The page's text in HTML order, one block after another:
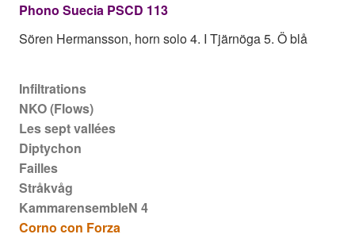
Main navigation
Infiltrations
NKO (Flows)
Les sept vallées
Diptychon
Failles
Stråkvåg
KammarensembleN 4
Corno con Forza
Phono Suecia PSCD 113
Sören Hermansson, horn solo 4. I Tjärnöga 5. Ö blå